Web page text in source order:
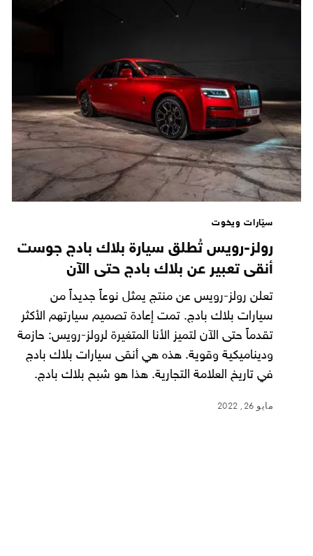
سيّارات ويخوت
رولز-رويس تُطلق سيارة بلاك بادج جوست
أنقى تعبير عن بلاك بادج حتى الآن
تعلن رولز-رويس عن منتج يمثل نوعاً جديداً من
سيارات بلاك بادج. تمت إعادة تصميم سيارتهم الأكثر
تقدماً حتى الآن لتميز الأنا المتغيرة لرولز-رويس: حازمة
وديناميكية وقوية. هذه هي أنقى سيارات بلاك بادج
في تاريخ العلامة التجارية. هذا هو شبح بلاك بادج.
مايو 26, 2022